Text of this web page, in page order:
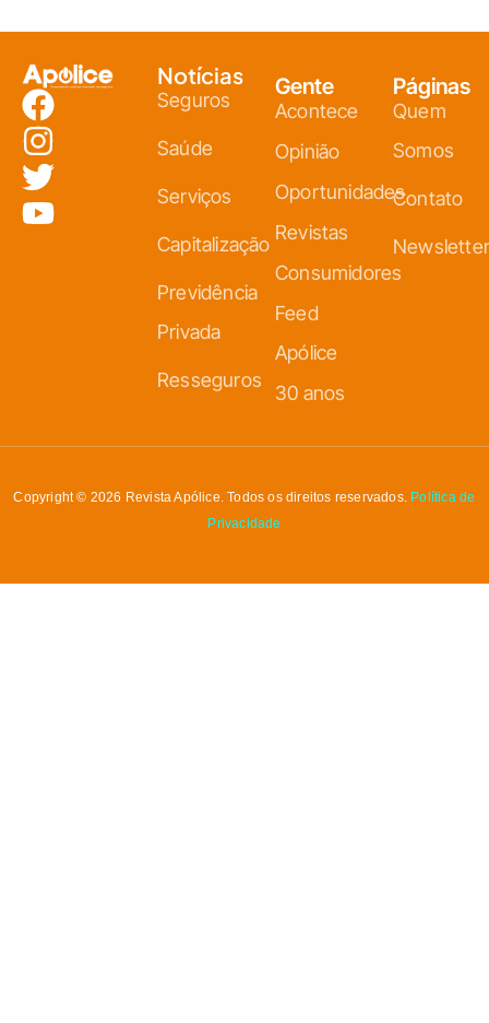
Notícias
Seguros
Saúde
Serviços
Capitalização
Previdência
Privada
Resseguros
Gente
Acontece
Opinião
Oportunidades
Revistas
Consumidores
Feed
Apólice
30 anos
Páginas
Quem
Somos
Contato
Newsletter
Copyright © 2026 Revista Apólice. Todos os direitos reservados. Política de
Privacidade